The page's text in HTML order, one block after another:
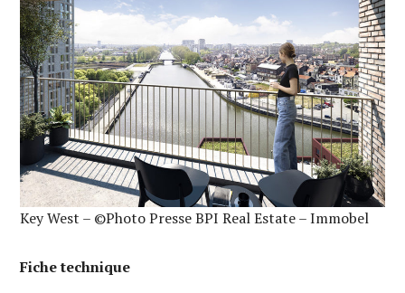
Key West – ©Photo Presse BPI Real Estate – Immobel
Fiche technique